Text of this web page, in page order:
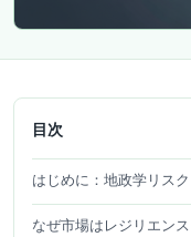
目次
はじめに：地政学リス
なぜ市場はレジリエン